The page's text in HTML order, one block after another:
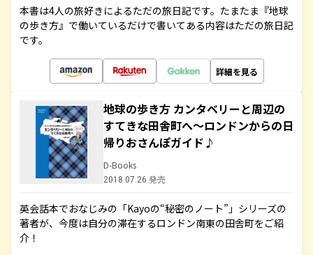
本書は4人の旅好きによるただの旅日記です。たまたま『地球
の歩き方』で働いているだけで書いてある内容はただの旅日記
です。
詳細を見る
地球の歩き方 カンタベリーと周辺の
すてきな田舎町へ～ロンドンからの日
帰りおさんぽガイド♪
D-Books
2018.07.26 発売
英会話本でおなじみの「Kayoの“秘密のノート”」シリーズの
著者が、今度は自分の滞在するロンドン南東の田舎町をご紹
介！